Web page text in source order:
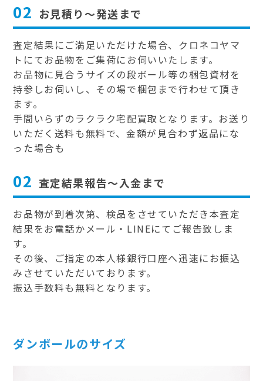
02 お見積り～発送まで
査定結果にご満足いただけた場合、クロネコヤマ
トにてお品物をご集荷にお伺いいたします。
お品物に見合うサイズの段ボール等の梱包資材を
持参しお伺いし、その場で梱包まで行わせて頂き
ます。
手間いらずのラクラク宅配買取となります。お送り
いただく送料も無料で、金額が見合わず返品にな
った場合も
02 査定結果報告～入金まで
お品物が到着次第、検品をさせていただき本査定
結果をお電話かメール・LINEにてご報告致しま
す。
その後、ご指定の本人様銀行口座へ迅速にお振込
みさせていただいております。
振込手数料も無料となります。
ダンボールのサイズ